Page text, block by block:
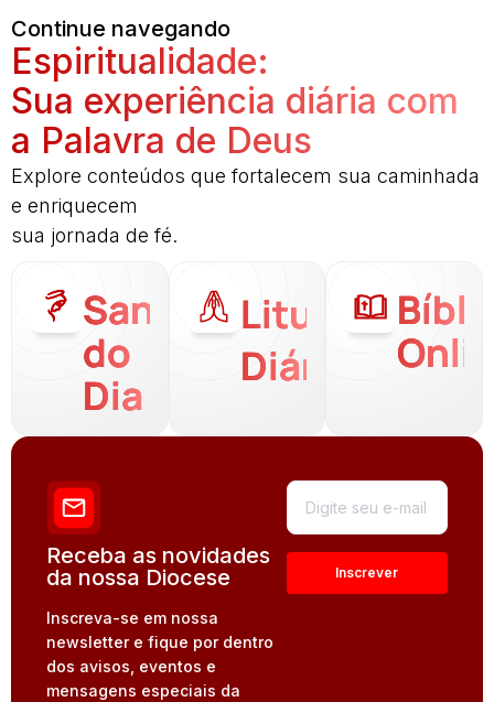
Continue navegando
Espiritualidade:
Sua experiência diária com
a Palavra de Deus
Explore conteúdos que fortalecem sua caminhada
e enriquecem
sua jornada de fé.
Santo
do
Dia
Liturgia
Diária
Receba as novidades
da nossa Diocese
Inscreva-se em nossa
newsletter e fique por dentro
dos avisos, eventos e
mensagens especiais da